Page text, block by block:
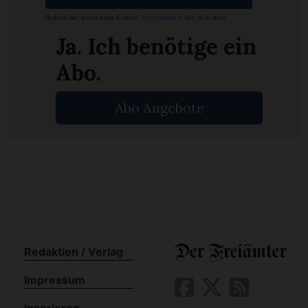
Haben Sie noch kein Konto? Registrieren Sie sich hier
Ja. Ich benötige ein
Abo.
Abo Angebote
Redaktion / Verlag
Impressum